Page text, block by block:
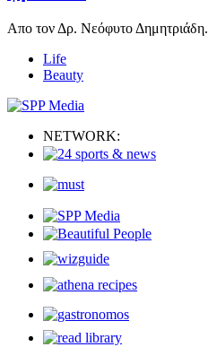
Απο τον Δρ. Νεόφυτο Δημητριάδη.
Life
Beauty
NETWORK: